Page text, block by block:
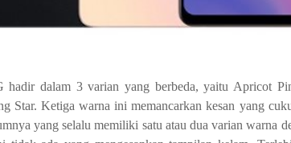
dalam 3 varian yang berbeda, yaitu Apricot
Star. Ketiga warna ini memancarkan kesan yang
yang selalu memiliki satu atau dua varian warna